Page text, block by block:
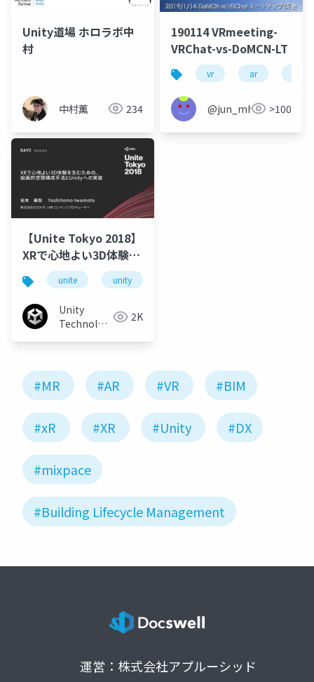
Unity道場 ホロラボ中
村
中村薫 234
190114 VRmeeting-
VRChat-vs-DoMCN-LT
vr ar
@jun_mh4g>100
【Unite Tokyo 2018】
XRで心地よい3D体験を
生むための、絵画的空
間構成手法とUnityへの
実装
unite unity
Unity
Technologies 2K
#MR #AR #VR #BIM
#xR #XR #Unity #DX
#mixpace
#Building Lifecycle Management
運営：株式会社アプルーシッド